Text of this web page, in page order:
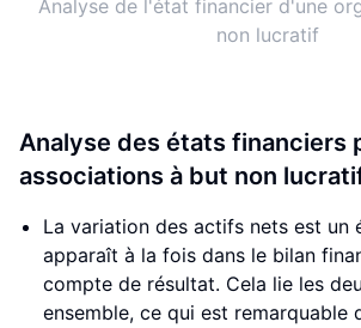
Analyse de l'état financier d'une
non lucratif
Analyse des états financiers
associations à but non
La variation des actifs nets est un
apparaît à la fois dans le bilan
compte de résultat. Cela lie les
ensemble, ce qui est remarquable